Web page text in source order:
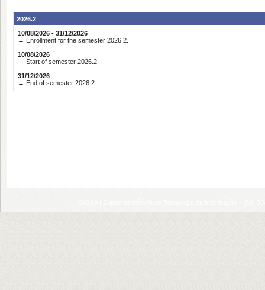
2026.2
10/08/2026 - 31/12/2026
→ Enrollment for the semester 2026.2.
10/08/2026
→ Start of semester 2026.2.
31/12/2026
→ End of semester 2026.2.